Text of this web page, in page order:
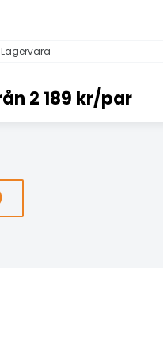
Lagervara
2 189 kr/par